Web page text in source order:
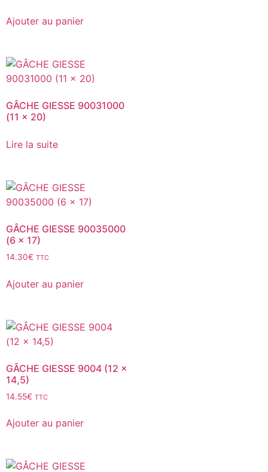
Ajouter au panier
GÂCHE GIESSE 90031000
(11 x 20)
Lire la suite
GÂCHE GIESSE 90035000
(6 x 17)
14.30€ TTC
Ajouter au panier
GÂCHE GIESSE 9004 (12 x
14,5)
14.55€ TTC
Ajouter au panier